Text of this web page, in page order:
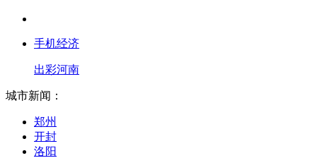
手机经济
出彩河南
城市新闻：
郑州
开封
洛阳